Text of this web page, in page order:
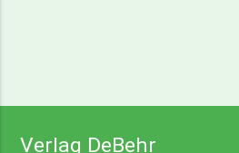
Verlag DeBehr